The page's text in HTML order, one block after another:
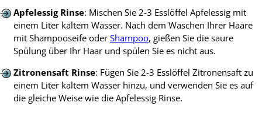
Apfelessig Rinse: Mischen Sie 2-3 Esslöffel Apfelessig mit
einem Liter kaltem Wasser. Nach dem Waschen Ihrer Haare
mit Shampooseife oder Shampoo, gießen Sie die saure
Spülung über Ihr Haar und spülen Sie es nicht aus.
Zitronensaft Rinse: Fügen Sie 2-3 Esslöffel Zitronensaft zu
einem Liter kaltem Wasser hinzu, und verwenden Sie es auf
die gleiche Weise wie die Apfelessig Rinse.